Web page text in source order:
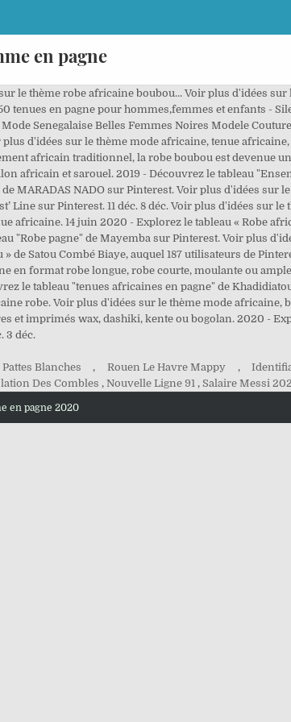
en pagne
le thème robe africaine boubou… Voir plus d'idées sur
en pagne pour hommes,femmes et enfants -
Senegalaise Belles Femmes Noires Modele
d'idées sur le thème mode africaine, tenue
africain traditionnel, la robe boubou est devenue
africain et sarouel. 2019 - Découvrez le tableau
MARADAS NADO sur Pinterest. Voir plus d'idées sur
Line sur Pinterest. 11 déc. 8 déc. Voir plus d'idées sur
14 juin 2020 - Explorez le tableau « Robe
"Robe pagne" de Mayemba sur Pinterest. Voir plus
Satou Combé Biaye, auquel 187 utilisateurs de
en format robe longue, robe courte, moulante ou
le tableau "tenues africaines en pagne" de
robe. Voir plus d'idées sur le thème mode africaine,
et imprimés wax, dashiki, kente ou bogolan. 2020 -
3 déc.
Blanches , Rouen Le Havre Mappy ,
Des Combles , Nouvelle Ligne 91 , Salaire Messi
en pagne 2020